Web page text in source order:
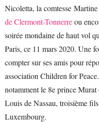
Nicoletta, la comtesse
de Clermont-Tonnerreou
soirée mondaine de haut vol
Paris, ce 11 mars 2020. Une
compter sur ses amis pour
association Children for
notamment le 8e prince
Louis de Nassau, troisième
Luxembourg.